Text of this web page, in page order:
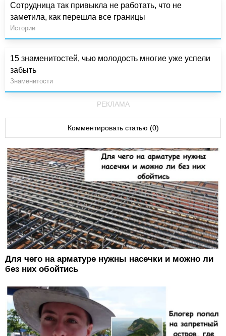
Сотрудница так привыкла не работать, что не
заметила, как перешла все границы
Истории
15 знаменитостей, чью молодость многие уже успели
забыть
Знаменитости
РЕКЛАМА
Комментировать статью (0)
Для чего на арматуре нужны насечки и можно ли
без них обойтись